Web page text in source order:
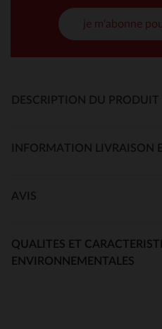
je m'abonne
DESCRIPTION DU PRODUIT
INFORMATION LIVRAISON
AVIS
QUALITES ET
ENVIRONNEMENTALES